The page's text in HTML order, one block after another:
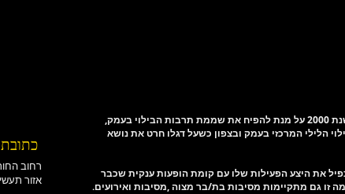
כתובת
הלילי המרכזי בעמק ובצפון כשעל דגלו חרט את נושא
והכפיל את היצע הפעילות שלו עם קומת הופעות ענקית שכבר
גם מתקיימות מסיבות בת/בר מצוה ,מסיבות ואירועים.